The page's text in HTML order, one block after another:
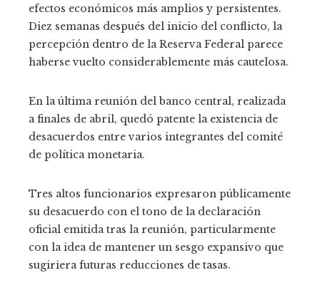
efectos económicos más amplios y persistentes.
Diez semanas después del inicio del conflicto, la
percepción dentro de la Reserva Federal parece
haberse vuelto considerablemente más cautelosa.
En la última reunión del banco central, realizada
a finales de abril, quedó patente la existencia de
desacuerdos entre varios integrantes del comité
de política monetaria.
Tres altos funcionarios expresaron públicamente
su desacuerdo con el tono de la declaración
oficial emitida tras la reunión, particularmente
con la idea de mantener un sesgo expansivo que
sugiriera futuras reducciones de tasas.